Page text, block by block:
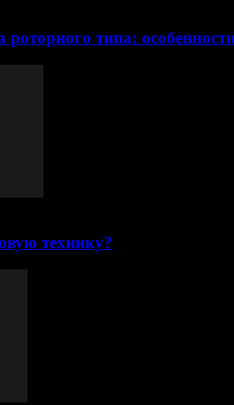
роторного типа:
технику?